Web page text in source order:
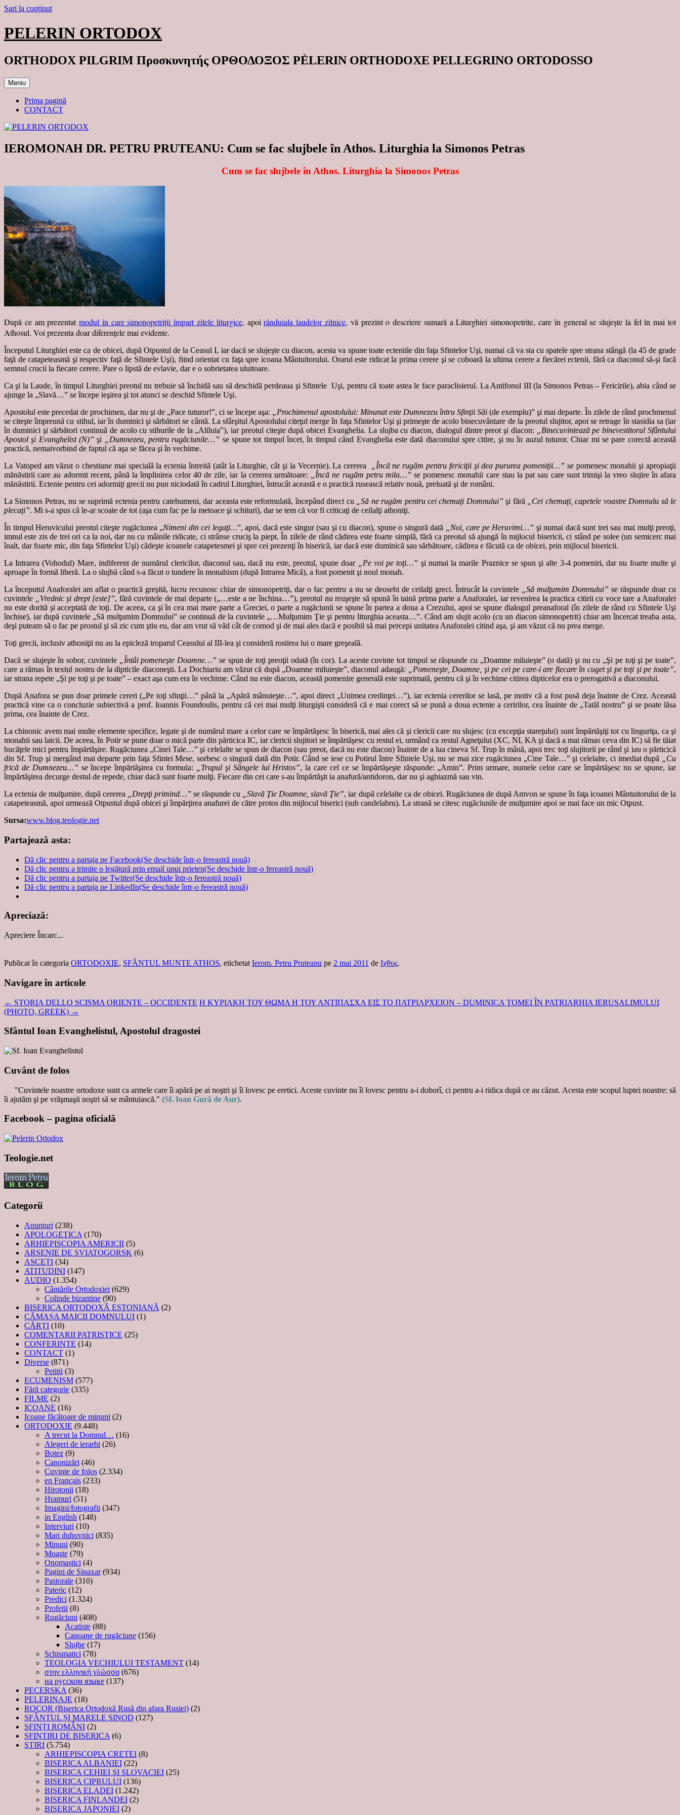
Sari la conținut
PELERIN ORTODOX
ORTHODOX PILGRIM Προσκυνητής ΟΡΘΟΔΟΞΟΣ PÈLERIN ORTHODOXE PELLEGRINO ORTODOSSO
Meniu
Prima pagină
CONTACT
IEROMONAH DR. PETRU PRUTEANU: Cum se fac slujbele în Athos. Liturghia la Simonos Petras
Cum se fac slujbele în Athos. Liturghia la Simonos Petras
După ce am prezentatmodul în care simonopetriţii împart zilele liturgice, apoirânduiala laudelor zilnice, vă prezint o descriere sumară a Liturghiei simonopetrite, care în general se slujeşte la fel în mai tot
Athosul. Voi prezenta doar diferenţele mai evidente.
Începutul Liturghiei este ca de obicei, după Otpustul de la Ceasul I, iar dacă se slujeşte cu diacon, acesta va spune toate ecteniile din faţa Sfintelor Uşi, numai că va sta cu spatele spre strana stângă (la 45 de grade
faţă de catapeteasmă şi respectiv faţă de Sfintele Uşi), fiind orientat cu faţa spre icoana Mântuitorului. Orarul este ridicat la prima cerere şi se coboară la ultima cerere a fiecărei ectenii, fără ca diaconul să-şi facă
semnul crucii la fiecare cerere. Pare o lipstă de evlavie, dar e o sobrietatea uluitoare.
Ca şi la Laude, în timpul Liturghiei preotul nu trebuie să închidă sau să deschidă perdeaua şi Sfintele Uşi, pentru că toate astea le face paraclisierul. La Antifonul III (la Simonos Petras – Fericirile), abia când se
ajunge la „Slavă…” se începe ieşirea şi tot atunci se deschid Sfintele Uşi.
Apostolul este precedat de prochimen, dar nu şi de „Pace tuturor!”, ci se începe aşa:
„Prochimenul apostolului: Minunat este Dumnezeu întru Sfinţii Săi(de exemplu)” şi mai departe. În zilele de rând prochmenul
se citeşte împreună cu stihul, iar în duminici şi sărbători se cântă. La sfârşitul Apostolului citeţul merge în faţa Sfintelor Uşi şi primeşte de acolo binecuvântare de la preotul slujitor, apoi se retrage în stasidia sa (iar
în duminici şi sărbători continuă de acolo cu stihurile de la „Aliluia”), iar preotul citeşte după obicei Evanghelia. La slujba cu diacon, dialogul dintre preot şi diacon:
„Binecuvintează pe binevestitorul Sfântului
Apostol şi Evanghelist (N)” şi „Dumnezeu, pentru rugăciunile…” se spune tot timpul încet, în timpul când Evanghelia este dată diaconului spre citire, şi nu în auzul tuturor. Chiar mi se pare corectă această
practică, nemaivorbind de faptul că aşa se făcea şi în vechime.
La Vatoped am văzut o chestiune mai specială la ectenia întreită (atât la Liturghie, cât şi la Vecernie). La cererea
„Încă ne rugăm pentru fericiţii şi dea pururea pomeniţii…” se pomenesc monahii şi apropiaţii
mănăstirii care au adormit recent, până la împlinirea celor 40 de zile, iar la cererea următoare:
„Încă ne rugăm petru mila…” se pomenesc monahii care stau la pat sau care sunt trimişi la vreo slujire în afara
mănăstirii. Ectenie pentru cei adormiţi grecii nu pun niciodată în cadrul Liturghiei, întrucât această e o practică rusească relativ nouă, preluată şi de români.
La Simonos Petras, nu se suprimă ectenia pentru catehumeni, dar aceasta este reformulată, începând direct cu
„Să ne rugăm pentru cei chemaţi Domnului” şi fără
„Cei chemaţi, capetele voastre Domnulu să le
plecaţi”. Mi s-a spus că le-ar scoate de tot (aşa cum fac pe la metoace şi schituri), dar se tem că vor fi criticaţi de ceilalţi athoniţi.
În timpul Heruvicului preotul citeşte rugăciunea „Nimeni din cei legaţi…”, apoi, dacă este singur (sau şi cu diacon), spune o singură dată „Noi, care pe Heruvimi…” şi numai dacă sunt trei sau mai mulţi preoţi,
imnul este zis de trei ori ca la noi, dar nu cu mâinile ridicate, ci strânse cruciş la piept. În zilele de rând cădirea este foarte simplă, fără ca preotul să ajungă în mijlocul bisericii, ci stând pe solee (un semicerc mai
înalt, dar foarte mic, din faţa Sfintelor Uşi) cădeşte icoanele catapetesmei şi spre cei prezenţi în biserică, iar dacă este duminică sau sărbătoare, cădirea e făcută ca de obicei, prin mijlocul bisericii.
La Intrarea (Vohodul) Mare, indiferent de numărul clericilor, diaconul sau, dacă nu este, preotul, spune doar
„Pe voi pe toţi…” şi numai la marile Praznice se spun şi alte 3-4 pomeniri, dar nu foarte multe şi
aproape în formă liberă. La o slujbă când s-a făcut o tundere în monahism (după Intrarea Mică), a fost pomenit şi noul monah.
La începutul Anaforalei am aflat o practică greşită, lucru recunosc chiar de simonopetriţi, dar o fac pentru a nu se deosebi de ceilalţi greci. Întrucât la cuvintele
„Să mulţumim Domnului” se răspunde doar cu
cuvintele
„Vrednic şi drept [este]”, fără cuvintele de mai departe („…este a ne închina…”), preotul nu reuşeşte să spună în taină prima parte a Anaforalei, iar revenirea la practica citirii cu voce tare a Anaforalei
nu este dorită şi acceptată de toţi. De aceea, ca şi în cea mai mare parte a Greciei, o parte a rugăciunii se spune în partea a doua a Crezului, apoi se spune dialogul preanaforal (în zilele de rând cu Sfintele Uşi
închise), iar după cuvintele „Să mulţumim Domnului” se continuă de la cuvintele „…Mulţumim Ţie şi pentru liturghia aceasta…”. Când am slujit acolo (cu un diacon simonopetrit) chiar am încercat treaba asta,
deşi puteam să o fac pe prostul şi să zic cum ştiu eu, dar am vrut să văd cât de comod şi de mai ales dacă e posibil să mai percepi unitatea Anaforalei citind aşa, şi am văzut că nu prea merge.
Toţi grecii, inclusiv athoniţii nu au la epicleză troparul Ceasului al III-lea şi consideră rostirea lui o mare greşeală.
Dacă se slujeşte în sobor, cuvintele
„Întâi pomeneşte Doamne…” se spun de toţi preoţii odată (în cor). La aceste cuvinte tot timpul se răspunde cu „Doamne miluieşte” (o dată) şi nu cu „Şi pe toţi şi pe toate”,
care a rămas în textul nostru de la dipticile diaconeşti. La Dochiariu am văzut că după „Doamne miluieşte”, diaconul adaugă:
„Pomeneşte, Doamne, şi pe cei pe care-i are fiecare în cuget şi pe toţi şi pe toate”,
iar strana repete „Şi pe toţi şi pe toate” – exact aşa cum era în vechime. Când nu este diacon, această pomenire generală este suprimată, pentru că şi în vechime citirea dipticelor era o prerogativă a diaconului.
După Anafora se pun doar primele cereri („Pe toţi sfinţii…” până la „Apără mânuieşte…”, apoi direct „Unimea credinţei…”), iar ectenia cererilor se lasă, pe motiv că a fost pusă deja înainte de Crez. Această
practică vine ca o concluzie subiectivă a prof. Ioannis Foundoulis, pentru că cei mai mulţi liturgişti consideră că e mai corect să se pună a doua ectenie a ceririlor, cea înainte de „Tatăl nostru” şi se poate lăsa
prima, cea înainte de Crez.
La chinonic avem mai multe elemente specifice, legate şi de numărul mare a celor care se împărtăşesc în biserică, mai ales că şi clericii care nu slujesc (cu excepţia stareţului) sunt împărtăşiţi tot cu linguriţa, ca şi
monahii sau laicii. De aceea, în Potir se pune doar o mică parte din părticica IC, iar clericii slujitori se împărtăşesc cu restul ei, urmând ca restul Agneţului (XC, NI, KA şi dacă a mai rămas ceva din IC) să fie tăiat
bucăţele mici pentru împărtăşire. Rugăciunea „Cinei Tale…” şi celelalte se spun de diacon (sau preot, dacă nu este diacon) înainte de a lua cineva Sf. Trup în mână, apoi trec toţi slujitorii pe rând şi iau o părticică
din Sf. Trup şi mergând mai departe prin faţa Sfintei Mese, sorbesc o singură dată din Potir. Când se iese cu Potirul între Sfintele Uşi, nu se mai zice rugăciunea „Cine Tale…” şi celelalte, ci imediat după
„Cu
frică de Dumnezeu…” se începe împărtăşirea cu formula: „Trupul şi Sângele lui Hristos”, la care cel ce se împărtăşeşte răspunde: „Amin”. Prim urmare, numele celor care se împărtăşesc nu se spune, iar
împărtăşirea decurge destul de repede, chiar dacă sunt foarte mulţi. Fiecare din cei care s-au împărtăşit ia anafură/antidoron, dar nu şi aghiazmă sau vin.
La ectenia de mulţumire, după cererea
„Drepţi primind…” se răspunde cu „Slavă Ţie Doamne, slavă Ţie”, iar după celelalte ca de obicei. Rugăciunea de după Amvon se spune în faţa icoanei Mântuitorului de la
catapeteasmă, apoi urmează Otpustul după obicei şi împărţirea anafurei de către protos din mijlocul biserici (sub candelabru). La strană se citesc rugăciunile de mulţumire apoi se mai face un mic Otpust.
Sursa:www.blog.teologie.net
Partajează asta:
Dă clic pentru a partaja pe Facebook(Se deschide într-o fereastră nouă)
Dă clic pentru a trimite o legătură prin email unui prieten(Se deschide într-o fereastră nouă)
Dă clic pentru a partaja pe Twitter(Se deschide într-o fereastră nouă)
Dă clic pentru a partaja pe LinkedIn(Se deschide într-o fereastră nouă)
Apreciază:
Apreciere Încarc...
Publicat în categoria ORTODOXIE, SFÂNTUL MUNTE ATHOS, etichetat Ierom. Petru Pruteanu pe 2 mai 2011 de Ιχθυς.
Navigare în articole
← STORIA DELLO SCISMA ORIENTE – OCCIDENTE Η ΚΥΡΙΑΚΗ ΤΟΥ ΘΩΜΑ Η ΤΟΥ ΑΝΤΙΠΑΣΧΑ ΕΙΣ ΤΟ ΠΑΤΡΙΑΡΧΕΙΟΝ – DUMINICA TOMEI ÎN PATRIARHIA IERUSALIMULUI
(PHOTO, GREEK) →
Sfântul Ioan Evanghelistul, Apostolul dragostei
Cuvânt de folos
"Cuvintele noastre ortodoxe sunt ca armele care îi apără pe ai noştri şi îi lovesc pe eretici. Aceste cuvinte nu îi lovesc pentru a-i doborî, ci pentru a-i ridica după ce au căzut. Acesta este scopul luptei noastre: să
îi ajutăm şi pe vrăşmaşii noştri să se mântuiască." (Sf. Ioan Gură de Aur).
Facebook – pagina oficială
Teologie.net
Categorii
Anunţuri (238)
APOLOGETICA (170)
ARHIEPISCOPIA AMERICII (5)
ARSENIE DE SVIATOGORSK (6)
ASCEȚI (34)
ATITUDINI (147)
AUDIO (1.354)
Cântările Ortodoxiei (629)
Colinde bizantine (90)
BISERICA ORTODOXĂ ESTONIANĂ (2)
CĂMAȘA MAICII DOMNULUI (1)
CĂRȚI (10)
COMENTARII PATRISTICE (25)
CONFERINTE (14)
CONTACT (1)
Diverse (871)
Petiţii (3)
ECUMENISM (577)
Fără categorie (335)
FILME (2)
ICOANE (16)
Icoane făcătoare de minuni (2)
ORTODOXIE (9.448)
A trecut la Domnul… (16)
Alegeri de ierarhi (26)
Botez (9)
Canonizări (46)
Cuvinte de folos (2.334)
en Français (233)
Hirotonii (18)
Hramuri (51)
Imagini/fotografii (347)
in English (148)
Interviuri (10)
Mari duhovnici (835)
Minuni (90)
Moaşte (79)
Onomastici (4)
Pagini de Sinaxar(934)
Pastorale (310)
Pateric (12)
Predici (1.324)
Profetii (8)
Rugăciuni (408)
Acatiste (88)
Canoane de rugăciune (156)
Slujbe (17)
Schismatici (78)
TEOLOGIA VECHIULUI TESTAMENT (14)
στην ελληνική γλώσσα (676)
на русском языке (137)
PECERSKA (36)
PELERINAJE (18)
ROCOR (Biserica Ortodoxă Rusă din afara Rusiei) (2)
SFÂNTUL ȘI MARELE SINOD (127)
SFINȚI ROMÂNI (2)
SFINTIRI DE BISERICA (6)
ŞTIRI (5.754)
ARHIEPISCOPIA CRETEI (8)
BISERICA ALBANIEI (22)
BISERICA CEHIEI ŞI SLOVACIEI (25)
BISERICA CIPRULUI (136)
BISERICA ELADEI (1.242)
BISERICA FINLANDEI (2)
BISERICA JAPONIEI (2)